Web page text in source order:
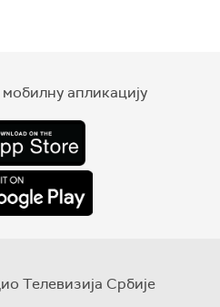
апликацију
Телевизија Србије